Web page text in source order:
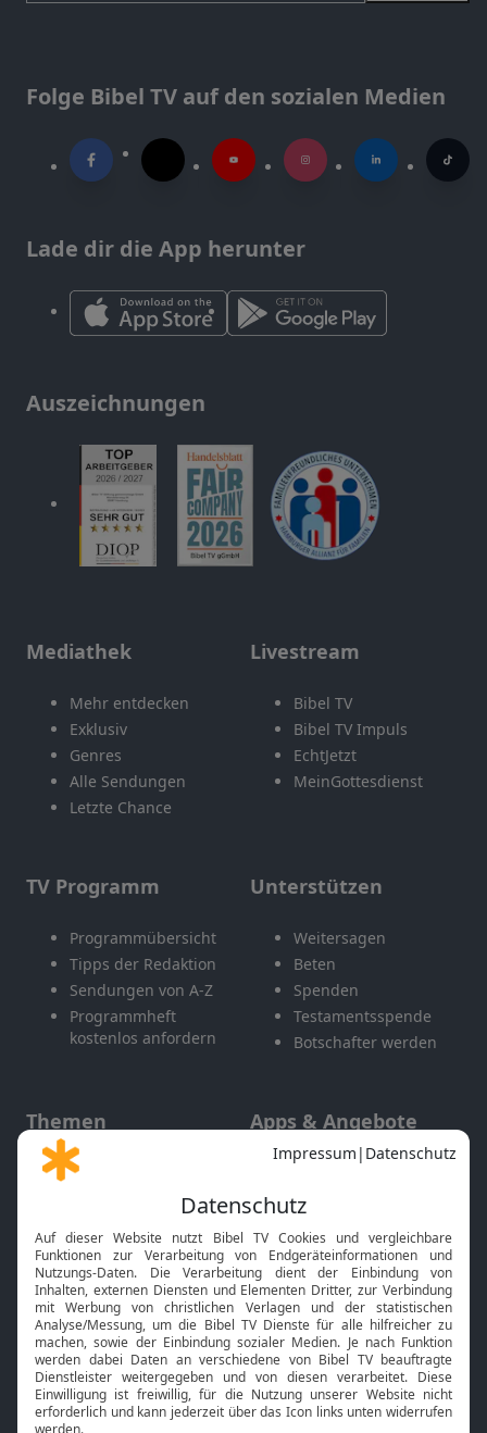
Folge Bibel TV auf den sozialen Medien
Lade dir die App herunter
Auszeichnungen
Mediathek
Mehr entdecken
Exklusiv
Genres
Alle Sendungen
Letzte Chance
Livestream
Bibel TV
Bibel TV Impuls
EchtJetzt
MeinGottesdienst
TV Programm
Programmübersicht
Tipps der Redaktion
Sendungen von A-Z
Programmheft
kostenlos anfordern
Unterstützen
Weitersagen
Beten
Spenden
Testamentsspende
Botschafter werden
Themen
Gott und Bibel erklärt
Neuigkeiten
Apps & Angebote
Mobile App
Smart TV
HbbTV
Bibelthek Online-Bibel
Nächster Gottesdienst
Bibel TV Service